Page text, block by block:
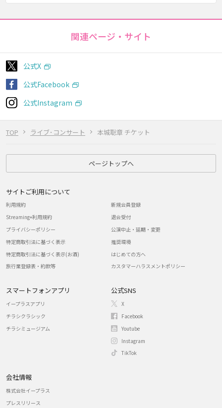
TOP ライブ･コンサート 本城聡章 チケット
関連ページ・サイト
公式X
公式Facebook
公式Instagram
ページトップへ
サイトご利用について
利用規約
Streaming+利用規約
プライバシーポリシー
特定商取引法に基づく表示
特定商取引法に基づく表示(お酒)
旅行業登録表・約款等
新規会員登録
退会受付
公演中止・延期・変更
推奨環境
はじめての方へ
カスタマーハラスメントポリシー
スマートフォンアプリ
イープラスアプリ
チラシクラシック
チラシミュージアム
公式SNS
X
Facebook
Youtube
Instagram
TikTok
会社情報
株式会社イープラス
プレスリリース